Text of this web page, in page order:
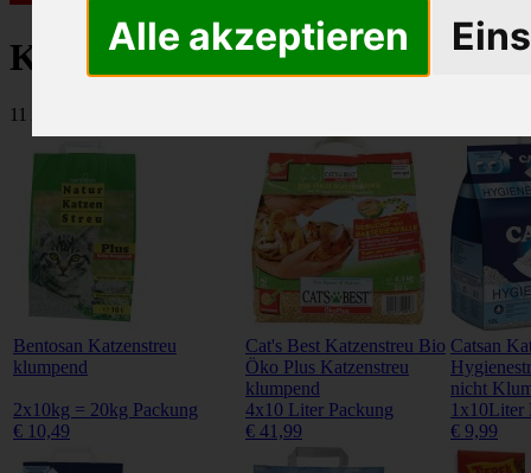
Alle akzeptieren
Katzenstreu / Diverses
11 Artikel
Bentosan Katzenstreu
klumpend
2x10kg = 20kg Packung
€ 10,49
Cat's Best Katzenstreu Bio
Öko Plus Katzenstreu
klumpend
4x10 Liter Packung
€ 41,99
Catsan
nicht
1x10Liter
€ 9,99